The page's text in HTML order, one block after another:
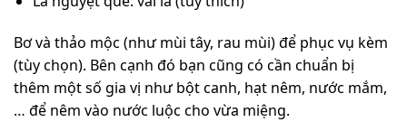
Bơ và thảo mộc (như mùi tây, rau mùi) để phục vụ kèm
(tùy chọn). Bên cạnh đó bạn cũng có cần chuẩn bị
thêm một số gia vị như bột canh, hạt nêm, nước mắm,
… để nêm vào nước luộc cho vừa miệng.